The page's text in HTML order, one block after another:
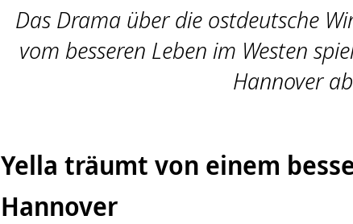
Das Drama über die ostdeutsche
vom besseren Leben im Westen
Hannover
Yella träumt von einem
Hannover